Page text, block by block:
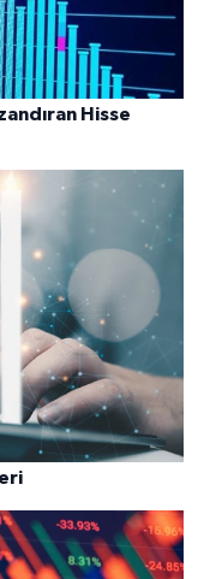
Hisse